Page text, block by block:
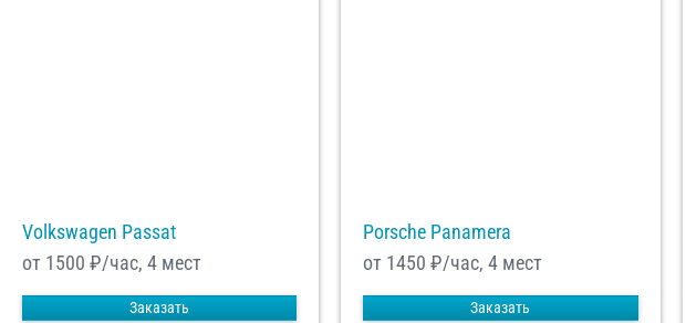
Volkswagen Passat
от 1500 ₽/час, 4 мест
Заказать
Porsche Panamera
от 1450 ₽/час, 4 мест
Заказать